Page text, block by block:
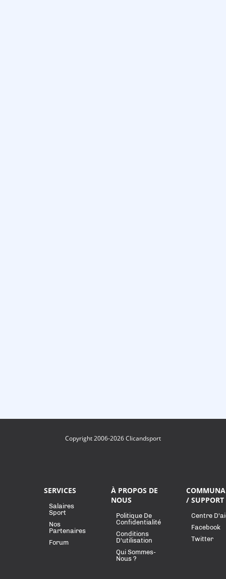
Copyright 2006-2026 Clicandsport
SERVICES
Salaires
Sport
Nos
Partenaires
Forum
À PROPOS DE
NOUS
Politique De
Confidentialité
Conditions
D'utilisation
Qui Sommes-
Nous ?
/ SUPPORT
Centre
Facebook
Twitter